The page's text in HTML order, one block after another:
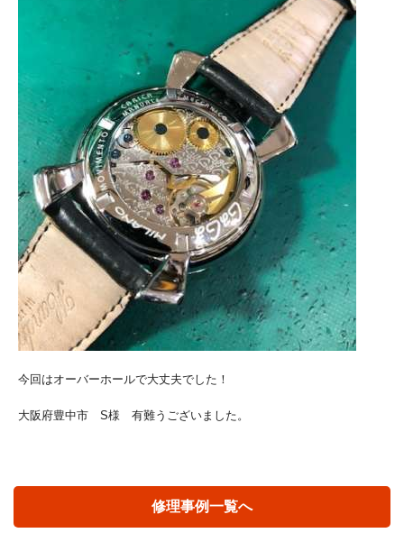
今回はオーバーホールで大丈夫でした！
大阪府豊中市 S様 有難うございました。
修理事例一覧へ